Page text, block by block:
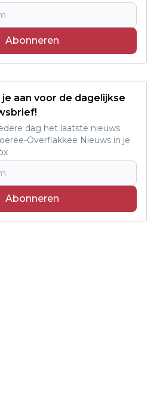
Abonneren
je aan voor de dagelijkse
dag het laatste nieuws
Overflakkee Nieuws in je
Abonneren